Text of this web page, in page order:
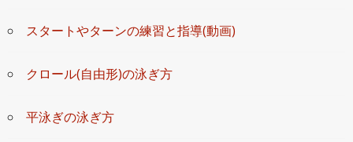
スタートやターンの練習と指導(動画)
クロール(自由形)の泳ぎ方
平泳ぎの泳ぎ方